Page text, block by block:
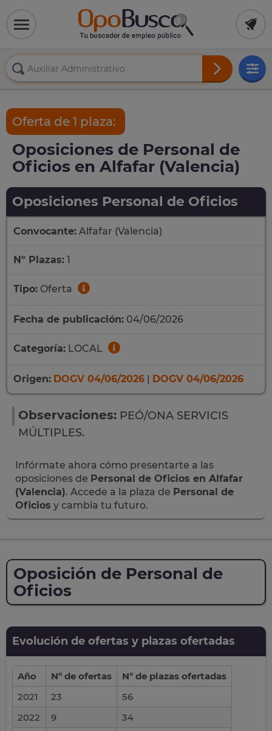
Oferta de 1 plaza:
Oposiciones de Personal de
Oficios en Alfafar (Valencia)
Oposiciones Personal de Oficios
Convocante: Alfafar (Valencia)
Nº Plazas: 1
Tipo: Oferta
Fecha de publicación: 04/06/2026
Categoría: LOCAL
Origen: DOGV 04/06/2026 | DOGV 04/06/2026
Observaciones: PEÓ/ONA SERVICIS
MÚLTIPLES.
Infórmate ahora cómo presentarte a las
oposiciones de Personal de Oficios en Alfafar
(Valencia). Accede a la plaza de Personal de
Oficios y cambia tu futuro.
Oposición de Personal de
Oficios
Evolución de ofertas y plazas ofertadas
Año Nº de ofertas
Nº de plazas ofertadas
2021
23
56
2022
9
34